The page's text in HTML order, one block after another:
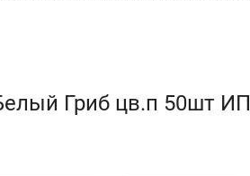
Гриб цв.п 50шт ИП